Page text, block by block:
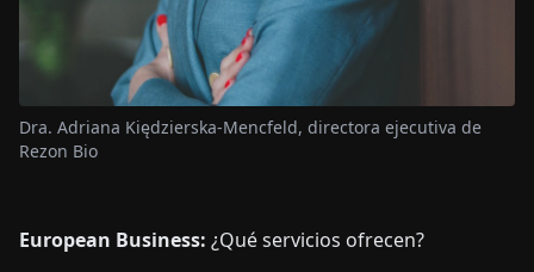
Dra. Adriana Kiędzierska-Mencfeld, directora ejecutiva de
Rezon Bio
European Business: ¿Qué servicios ofrecen?